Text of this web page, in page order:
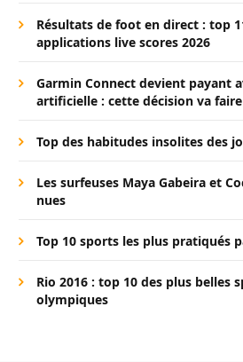
Résultats de foot en direct : top
applications live scores 2026
Garmin Connect devient payant
artificielle : cette décision va
Top des habitudes insolites des
Les surfeuses Maya Gabeira et
nues
Top 10 sports les plus pratiqués
Rio 2016 : top 10 des plus belles
olympiques